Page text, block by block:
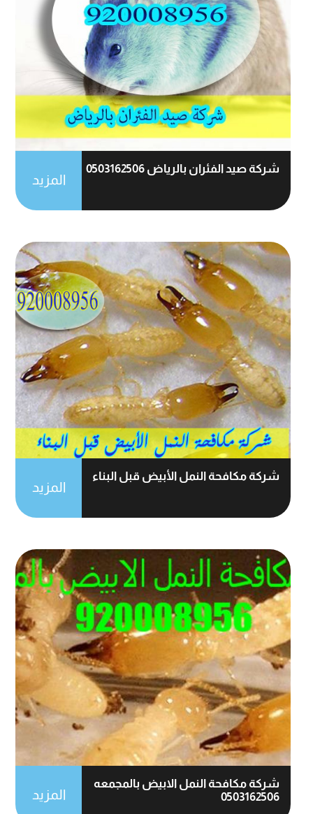
شركة صيد الفئران بالرياض 0503162506
المزيد
شركة مكافحة النمل الأبيض قبل البناء
المزيد
شركة مكافحة النمل الابيض بالمجمعه
0503162506
المزيد